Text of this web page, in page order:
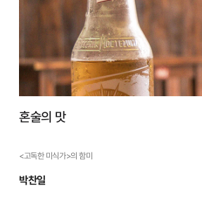
자세히 보기
혼술의 맛
<고독한 미식가>의 함미
박찬일